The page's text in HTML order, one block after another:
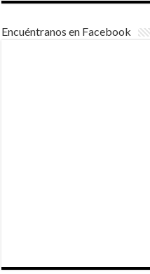
Encuéntranos en Facebook